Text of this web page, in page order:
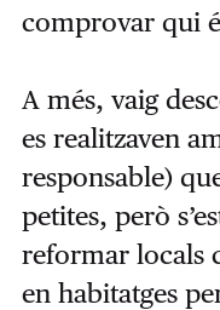
comprovar qui
A més, vaig
es realitzaven
responsable)
petites, però
reformar locals
en habitatges